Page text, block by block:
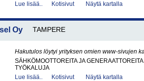
Lue lisää..
Kotisivut Näytä kartalla
Oy TAMPERE
Hakutulos löytyi yrityksen omien www-sivujen
SÄHKÖMOOTTOREITA JA GENERAATTOREITA
TYÖKALUJA
Lue lisää..
Kotisivut Näytä kartalla